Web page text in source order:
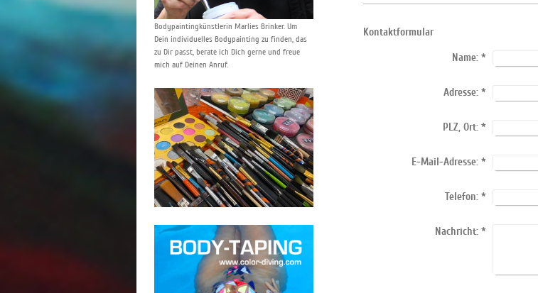
Kontaktformular
Name:*
Adresse:*
PLZ, Ort:*
E-Mail-Adresse:*
Telefon:*
Nachricht:*
Bodypaintingkünstlerin Marlies Brinker. Um
Dein individuelles Bodypainting zu finden, das
zu Dir passt, berate ich Dich gerne und freue
mich auf Deinen Anruf.